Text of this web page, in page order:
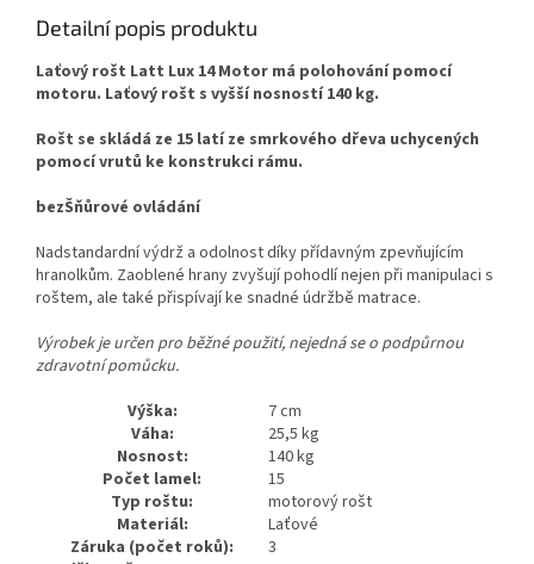
Detailní popis produktu
Laťový rošt Latt Lux 14 Motor má polohování pomocí
motoru. Laťový rošt s vyšší nosností 140 kg.
Rošt se skládá ze 15 latí ze smrkového dřeva uchycených
pomocí vrutů ke konstrukci rámu.
bezŠňůrové ovládání
Nadstandardní výdrž a odolnost díky přídavným zpevňujícím
hranolkům. Zaoblené hrany zvyšují pohodlí nejen při manipulaci s
roštem, ale také přispívají ke snadné údržbě matrace.
Výrobek je určen pro běžné použití, nejedná se o podpůrnou
zdravotní pomůcku.
Výška:
7 cm
Váha:
25,5 kg
Nosnost:
140 kg
Počet lamel:
15
Typ roštu:
motorový rošt
Materiál:
Laťové
Záruka (počet roků):
3